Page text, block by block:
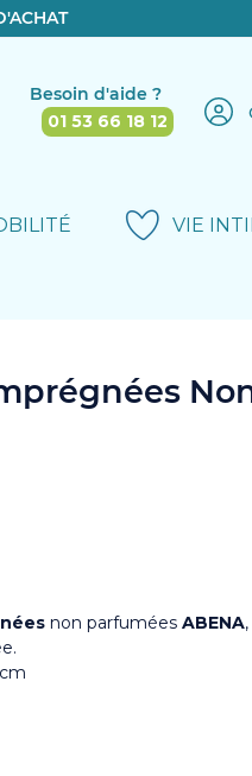
Besoin d'aide ?
01 53 66 18 12
VIE
non parfumées ABENA